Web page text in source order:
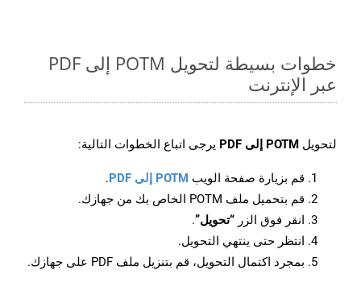
خطوات بسيطة لتحويل POTM إلى PDF
عبر الإنترنت
لتحويل POTM إلى PDF يرجى اتباع الخطوات التالية:
قم بزيارة صفحة الويب POTM إلى PDF
.
قم بتحميل ملف POTM الخاص بك من جهازك.
انقر فوق الزر “تحويل”.
انتظر حتى ينتهي التحويل.
بمجرد اكتمال التحويل، قم بتنزيل ملف PDF على جهازك.